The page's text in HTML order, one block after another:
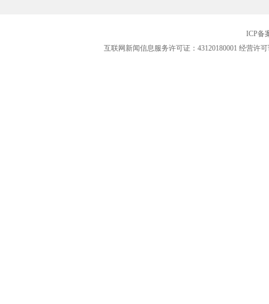
ICP备
互联网新闻信息服务许可证：43120180001 经营许可